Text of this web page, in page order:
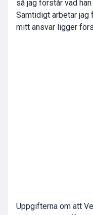
så jag förstår vad
Samtidigt arbetar jag
mitt ansvar ligger
Uppgifterna om att